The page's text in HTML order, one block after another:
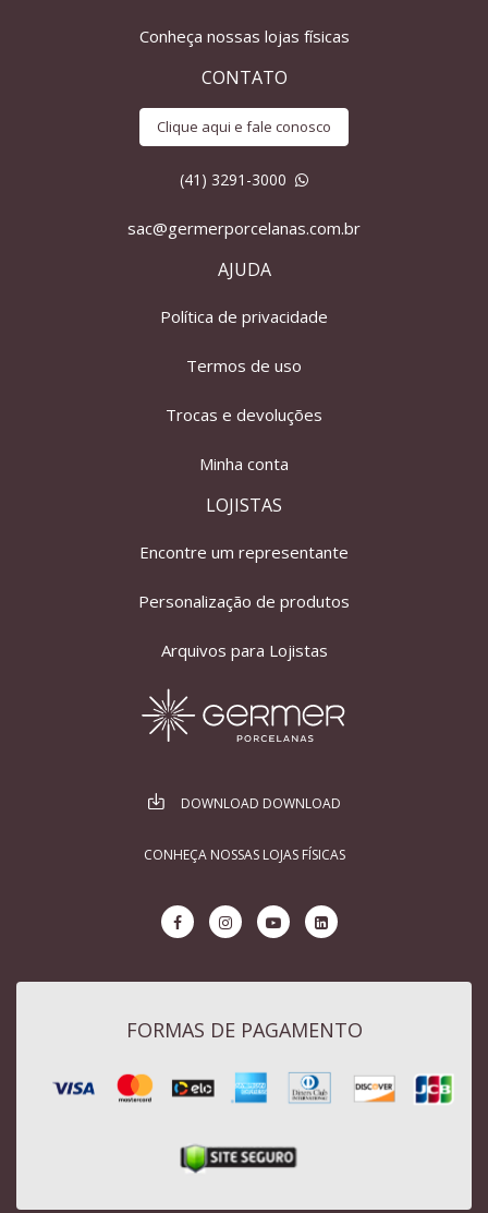
Conheça nossas lojas físicas
CONTATO
Clique aqui e fale conosco
(41) 3291-3000
sac@germerporcelanas.com.br
AJUDA
Política de privacidade
Termos de uso
Trocas e devoluções
Minha conta
LOJISTAS
Encontre um representante
Personalização de produtos
Arquivos para Lojistas
DOWNLOAD DOWNLOAD
CONHEÇA NOSSAS LOJAS FÍSICAS
FORMAS DE PAGAMENTO